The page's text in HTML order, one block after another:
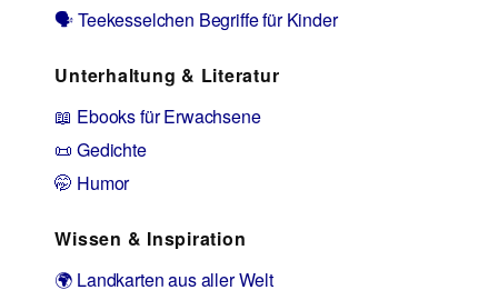
🗣️ Teekesselchen Begriffe für Kinder
Unterhaltung & Literatur
📖 Ebooks für Erwachsene
📜 Gedichte
🤭 Humor
Wissen & Inspiration
🌍 Landkarten aus aller Welt